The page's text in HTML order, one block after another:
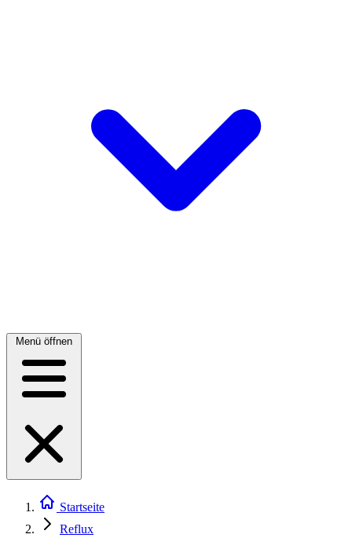
Menü öffnen
Startseite
Reflux